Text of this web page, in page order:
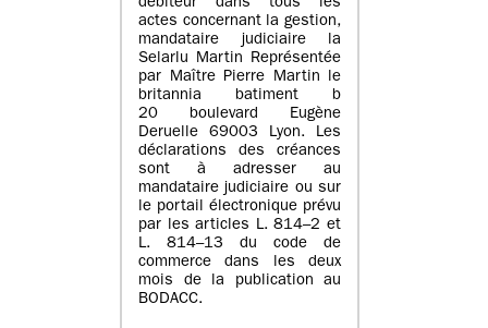
débiteur dans tous les
actes concernant la gestion,
mandataire judiciaire la
Selarlu Martin Représentée
par Maître Pierre Martin le
britannia batiment b
20 boulevard Eugène
Deruelle 69003 Lyon. Les
déclarations des créances
sont à adresser au
mandataire judiciaire ou sur
le portail électronique prévu
par les articles L. 814–2 et
L. 814–13 du code de
commerce dans les deux
mois de la publication au
BODACC.